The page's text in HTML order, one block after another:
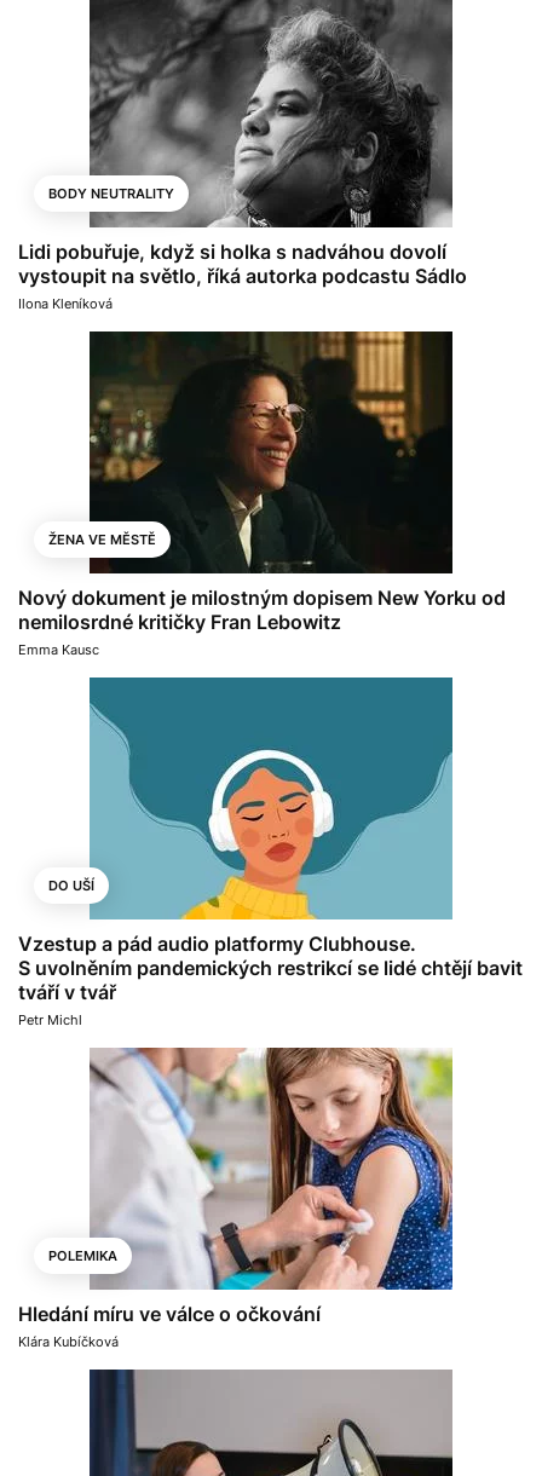
BODY NEUTRALITY
Lidi pobuřuje, když si holka s nadváhou dovolí
vystoupit na světlo, říká autorka podcastu Sádlo
Ilona Kleníková
ŽENA VE MĚSTĚ
Nový dokument je milostným dopisem New Yorku od
nemilosrdné kritičky Fran Lebowitz
Emma Kausc
DO UŠÍ
Vzestup a pád audio platformy Clubhouse.
S uvolněním pandemických restrikcí se lidé chtějí bavit
tváří v tvář
Petr Michl
POLEMIKA
Hledání míru ve válce o očkování
Klára Kubíčková